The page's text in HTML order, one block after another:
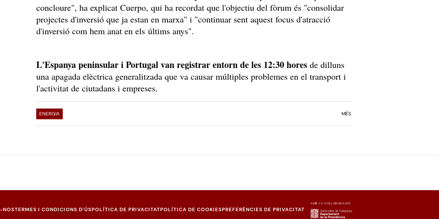
concloure", ha explicat Cuerpo, qui ha recordat que l'objectiu del fòrum és "consolidar
projectes d'inversió que ja estan en marxa" i "continuar sent aquest focus d'atracció
d'inversió com hem anat en els últims anys".
L'Espanya peninsular i Portugal van registrar entorn de les 12:30 hores de dilluns
una apagada elèctrica generalitzada que va causar múltiples problemes en el transport i
l'activitat de ciutadans i empreses.
ENERGIA MÉS
NOSTERMES I CONDICIONS D'ÚSPOLÍTICA DE PRIVACITATPOLÍTICA DE COOKIESPREFERÈNCIES DE PRIVACITAT
AMB LA COL·LABORACIÓ: